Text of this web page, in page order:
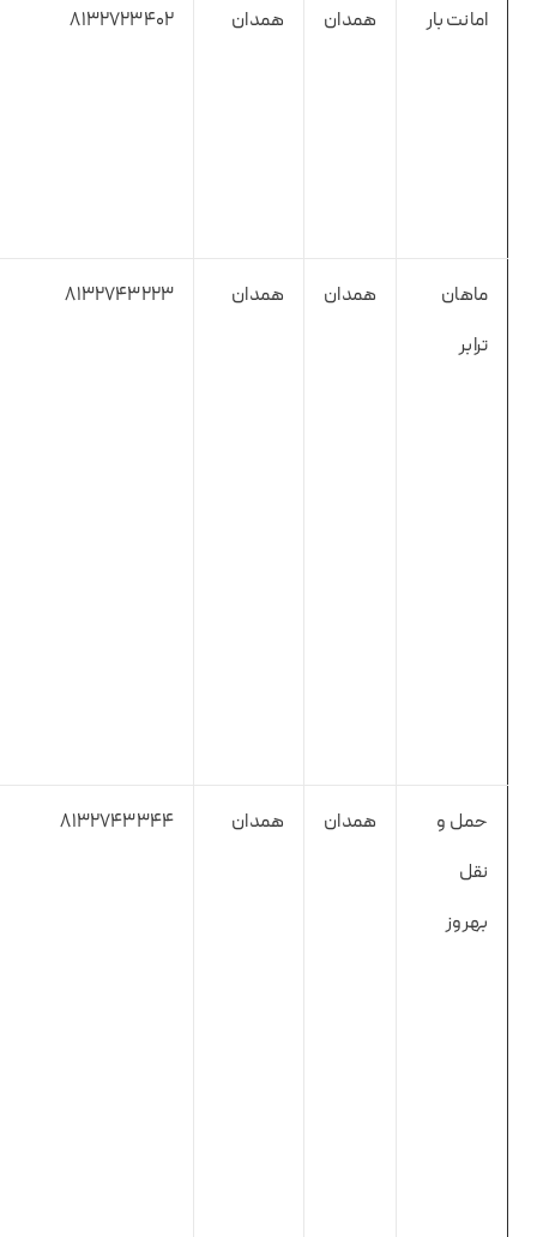
امانت بار همدان همدان 8132723402
ماهان
ترابر
همدان همدان 8132743223
حمل و
نقل
بهروز
همدان همدان 8132743344